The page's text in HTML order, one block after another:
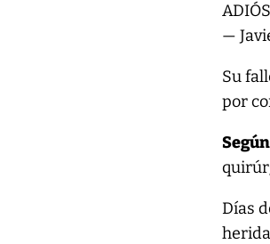
—
Su
por
Días